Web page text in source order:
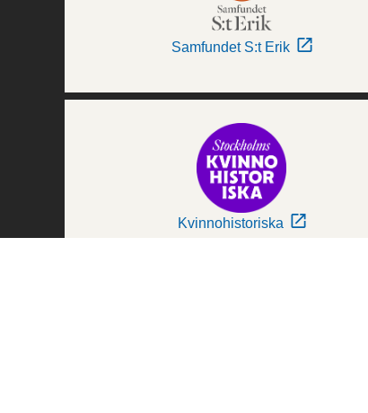
Samfundet S:t Erik
Kvinnohistoriska